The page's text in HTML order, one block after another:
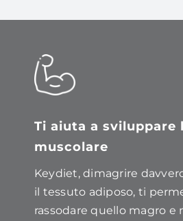
Ti aiuta a sviluppare
muscolare
Keydiet, dimagrire
il tessuto adiposo, ti
rassodare quello magro e